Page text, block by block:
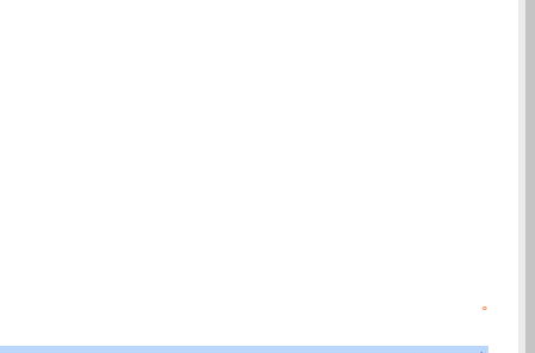
0